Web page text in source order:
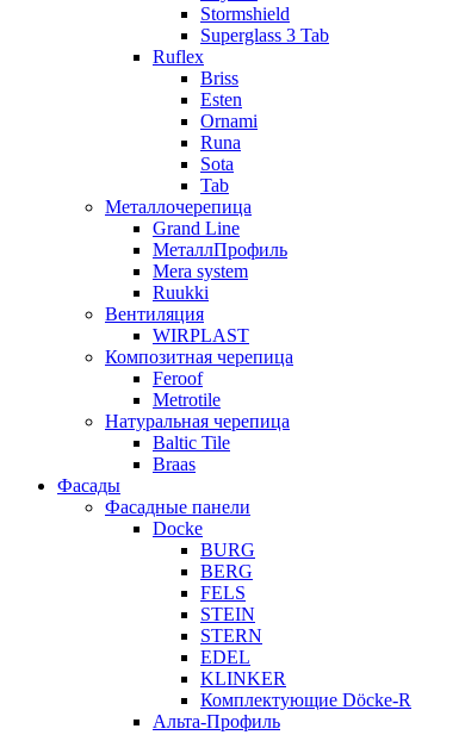
Stormshield
Superglass 3 Tab
Ruflex
Briss
Esten
Ornami
Runa
Sota
Tab
Металлочерепица
Grand Line
МеталлПрофиль
Mera system
Ruukki
Вентиляция
WIRPLAST
Композитная черепица
Feroof
Metrotile
Натуральная черепица
Baltic Tile
Braas
Фасады
Фасадные панели
Docke
BURG
BERG
FELS
STEIN
STERN
EDEL
KLINKER
Комплектующие Döcke-R
Альта-Профиль